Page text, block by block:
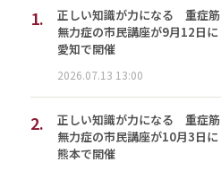
1.
正しい知識が力になる 重症筋
無力症の市民講座が9月12日に
愛知で開催
2026.07.13 13:00
2.
正しい知識が力になる 重症筋
無力症の市民講座が10月3日に
熊本で開催